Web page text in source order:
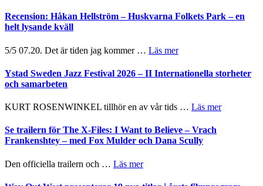
Recension: Håkan Hellström – Huskvarna Folkets Park – en
helt lysande kväll
5/5 07.20. Det är tiden jag kommer … Läs merom
Håkan
Huskvarna
Folkets
–
en
Ystad Sweden Jazz Festival 2026 – II Internationella storheter
och samarbeten
KURT ROSENWINKEL tillhör en av vår tids … Läs merom
Se trailern för The X-Files: I Want to Believe – Vrach
Frankenshtey – med Fox Mulder och Dana Scully
Den officiella trailern och … Läs merom